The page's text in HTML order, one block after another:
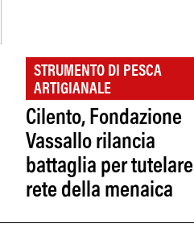
STRUMENTO DI PESCA
ARTIGIANALE
Cilento, Fondazione
Vassallo rilancia
battaglia per tutelare
rete della menaica